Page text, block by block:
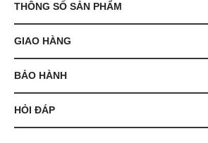
THÔNG SỐ SẢN PHẨM
GIAO HÀNG
BẢO HÀNH
HỎI ĐÁP